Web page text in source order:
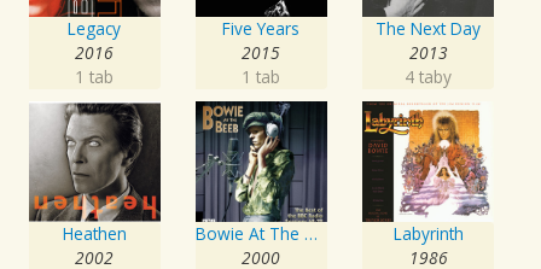
Legacy
2016
1 tab
Five Years
2015
1 tab
The Next Day
2013
4 taby
Heathen
2002
Bowie At The Beeb
2000
Labyrinth
1986